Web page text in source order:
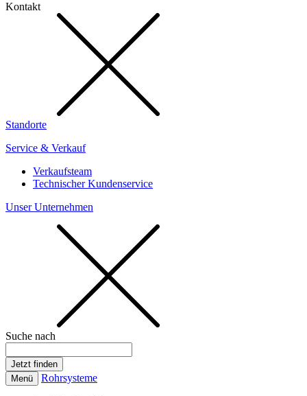
Kontakt
Standorte
Service & Verkauf
Verkaufsteam
Technischer Kundenservice
Unser Unternehmen
Suche nach
Menü Rohrsysteme